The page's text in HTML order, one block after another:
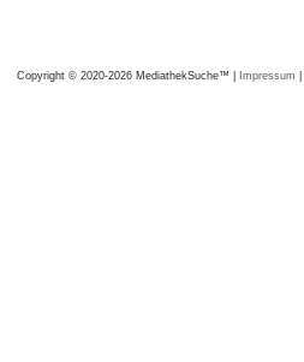
Copyright © 2020-2026 MediathekSuche™ | Impressum |